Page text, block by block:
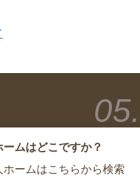
ムはどこですか？
ームはこちらから検索